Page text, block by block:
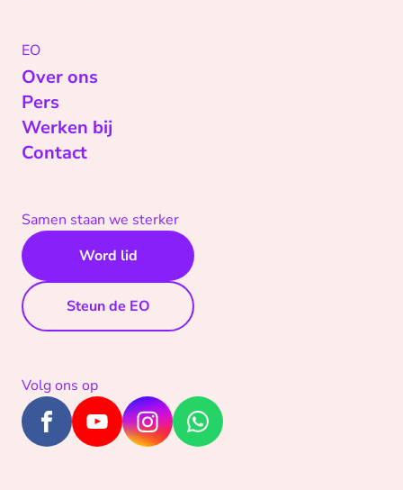
EO
Over ons
Pers
Werken bij
Contact
Samen staan we sterker
Word lid
Steun de EO
Volg ons op